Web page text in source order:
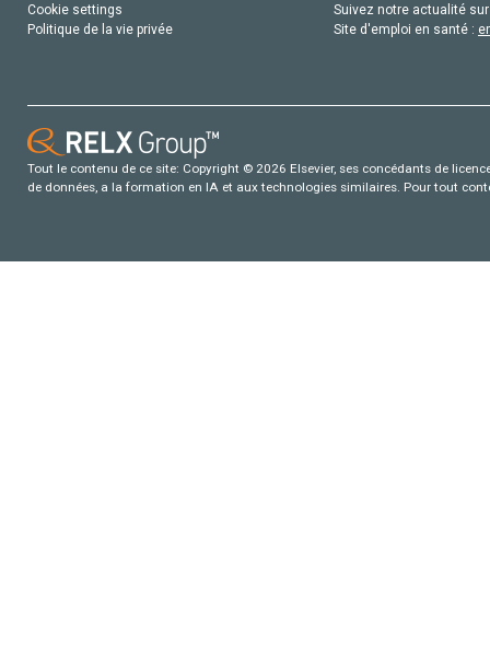
Cookie settings
Politique de la vie privée
Suivez notre actualité
Site d'emploi en santé :
Tout le contenu de ce site: Copyright © 2026 Elsevier, ses concédants de
de données, a la formation en IA et aux technologies similaires. Pour tout